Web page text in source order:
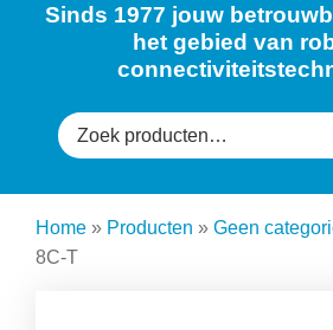
Sinds 1977 jouw
het gebied van
Zoeken
naar:
Home » Producten » Geen
8C-T